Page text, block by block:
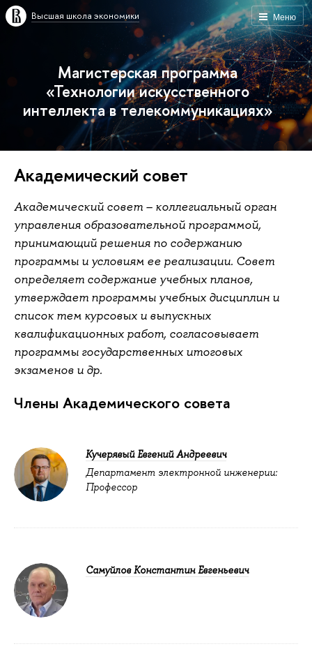
Меню
Высшая школа экономики
Магистерская программа
«Технологии искусственного
интеллекта в телекоммуникациях»
Академический совет
Академический совет – коллегиальный орган
управления образовательной программой,
принимающий решения по содержанию
программы и условиям ее реализации. Совет
определяет содержание учебных планов,
утверждает программы учебных дисциплин и
список тем курсовых и выпускных
квалификационных работ, согласовывает
программы государственных итоговых
экзаменов и др.
Члены Академического совета
Кучерявый Евгений Андреевич
Департамент электронной инженерии:
Профессор
Самуйлов Константин Евгеньевич